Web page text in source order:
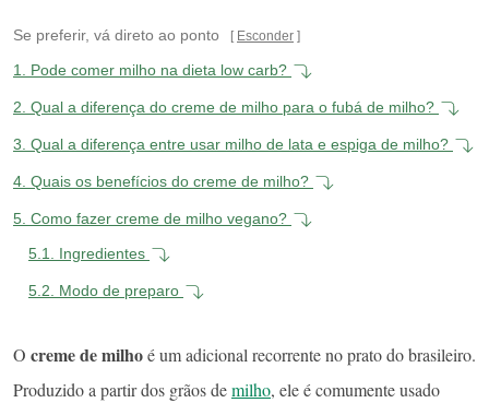
Se preferir, vá direto ao ponto Esconder
1. Pode comer milho na dieta low carb?
2. Qual a diferença do creme de milho para o fubá de milho?
3. Qual a diferença entre usar milho de lata e espiga de milho?
4. Quais os benefícios do creme de milho?
5. Como fazer creme de milho vegano?
5.1.
Ingredientes
5.2. Modo de preparo
O creme de milhoé um adicional recorrente no prato do brasileiro.
Produzido a partir dos grãos demilho, ele é comumente usado